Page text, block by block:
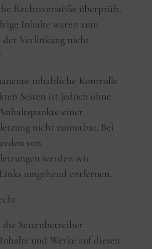
Rechtsverstöße überprüft.
Inhalte waren zum
Verlinkung nicht
inhaltliche Kontrolle
Seiten ist jedoch ohne
einer
nicht zumutbar. Bei
von
werden wir
umgehend entfernen.
Seitenbetreiber
und Werke auf diesen